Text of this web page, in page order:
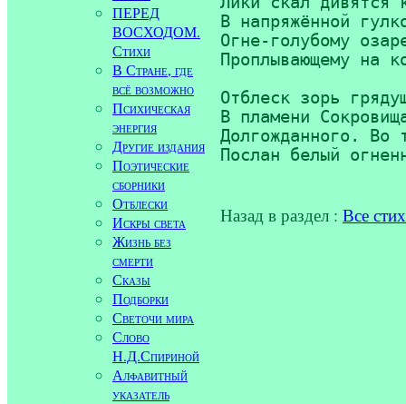
ПЕРЕД
ВОСХОДОМ.
Стихи
В Стране, где
всё возможно
Психическая
энергия
Другие издания
Поэтические
сборники
Отблески
Искры света
Жизнь без
смерти
Сказы
Подборки
Светочи мира
Слово
Н.Д.Спириной
Алфавитный
указатель
В напряжённой
Огне-голубому
Проплывающему на
Отблеск зорь
В пламени
Долгожданного. Во
Назад в раздел : Все